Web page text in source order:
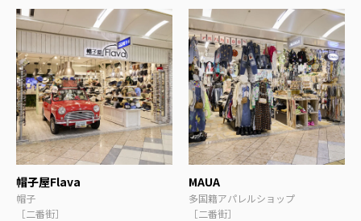
帽子屋Flava
帽子
［二番街］
MAUA
多国籍アパレルショップ
［二番街］